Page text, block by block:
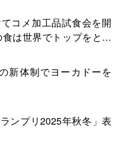
コメ加工品試食会を開
は世界でトップをとれ
需要の拡大を」
新体制でヨーカドーを
ンプリ2025年秋冬」表